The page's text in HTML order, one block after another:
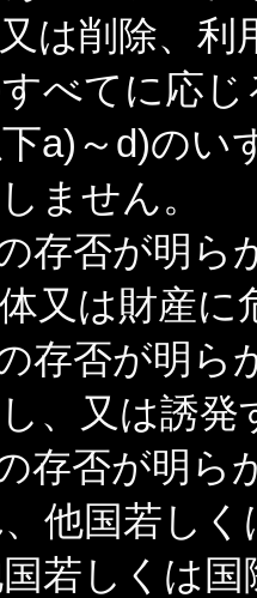
は削除、
べてに応
a)～d)のい
ません。
存否が明
又は財産
存否が明
、又は誘
存否が明
他国若し
若しくは